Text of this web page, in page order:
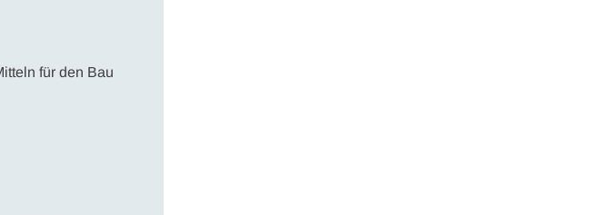
für den Bau